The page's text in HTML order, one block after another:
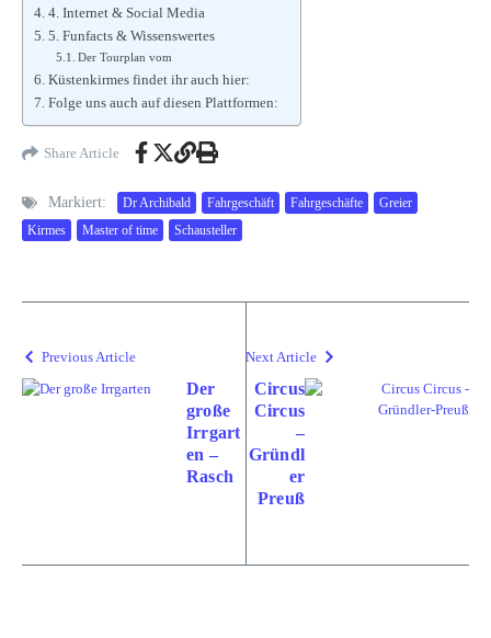
4. Internet & Social Media
5. Funfacts & Wissenswertes
Der Tourplan vom
Küstenkirmes findet ihr auch hier:
Folge uns auch auf diesen Plattformen:
Share Article
Markiert: Dr Archibald Fahrgeschäft Fahrgeschäfte
Greier
Kirmes
Master of time Schausteller
Previous Article
Der
große
Irrgart
en –
Rasch
Next Article
Circus
Circus
–
Gründl
er
Preuß